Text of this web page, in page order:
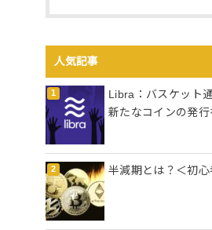
人気記事
Libra：バスケット
新たなコインの発行
半減期とは？＜初